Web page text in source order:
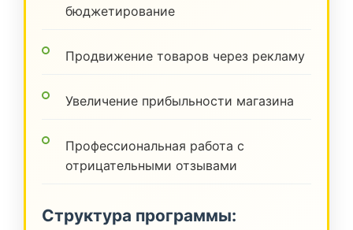
бюджетирование
Продвижение товаров через рекламу
Увеличение прибыльности магазина
Профессиональная работа с
отрицательными отзывами
Структура программы: